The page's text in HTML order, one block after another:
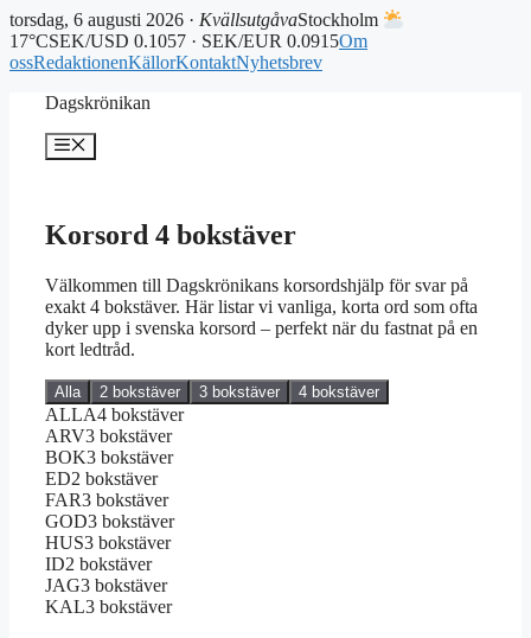
torsdag, 6 augusti 2026 · KvällsutgåvaStockholm
17°CSEK/USD 0.1057 · SEK/EUR 0.0915Om
ossRedaktionenKällorKontaktNyhetsbrev
Dagskrönikan
Meny
Korsord 4 bokstäver
Välkommen till Dagskrönikans korsordshjälp för svar på
exakt 4 bokstäver. Här listar vi vanliga, korta ord som ofta
dyker upp i svenska korsord – perfekt när du fastnat på en
kort ledtråd.
Alla 2 bokstäver 3 bokstäver 4 bokstäver
ALLA4 bokstäver
ARV3 bokstäver
BOK3 bokstäver
ED2 bokstäver
FAR3 bokstäver
GOD3 bokstäver
HUS3 bokstäver
ID2 bokstäver
JAG3 bokstäver
KAL3 bokstäver